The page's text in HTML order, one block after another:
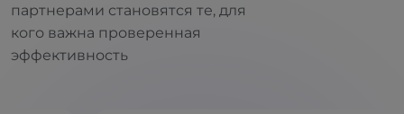
партнерами становятся те, для
кого важна проверенная
эффективность